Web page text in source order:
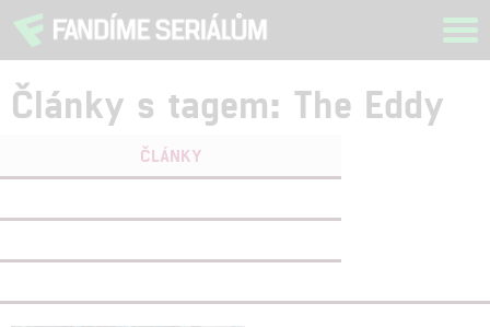
Články s tagem: The Eddy
ČLÁNKY